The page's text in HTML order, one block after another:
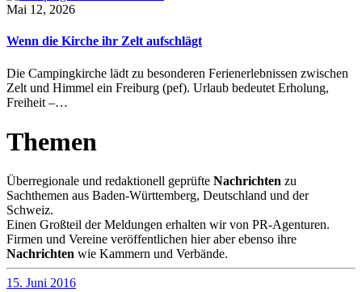
Mai 12, 2026
Wenn die Kirche ihr Zelt aufschlägt
Die Campingkirche lädt zu besonderen Ferienerlebnissen zwischen
Zelt und Himmel ein Freiburg (pef). Urlaub bedeutet Erholung,
Freiheit –…
Themen
Überregionale und redaktionell geprüfte Nachrichten zu
Sachthemen aus Baden-Württemberg, Deutschland und der
Schweiz.
Einen Großteil der Meldungen erhalten wir von PR-Agenturen.
Firmen und Vereine veröffentlichen hier aber ebenso ihre
Nachrichten wie Kammern und Verbände.
15. Juni 2016